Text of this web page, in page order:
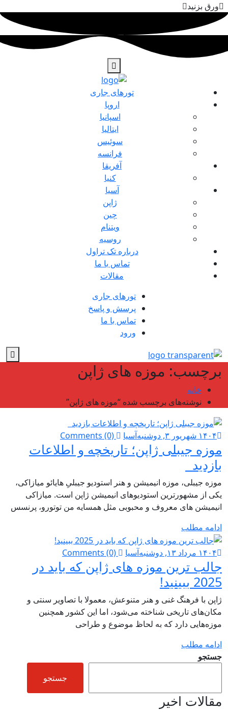
ورق بزنید
تورهای جاری
اروپا
اسپانیا
ایتالیا
سوئیس
فرانسه
آفریقا
کنیا
آسیا
ژاپن
چین
ویتنام
روسیه
درباره تک تراول
تماس با ما
مقالات
تورهای جاری
پرسش و پاسخ
تماس با ما
ورود
برچسب:موزه های ژاپن
خانه
نوشته‌های برچسب شده “موزه های ژاپن”
۱۴۰۴ شهریور ۳, دوشنبه آسیا
موزه جیبلی ژاپن؛ تاریخچه و اطلاعات
بازدید
موزه جیبلی، موزه انیمیشن و هنر استودیو جیبلیِ هایائو میازاکی،
یکی از مشهورترین استودیوهای انیمیشن ژاپن است. میازاکی
انیمیشن های معروف و محبوبی مثل همسایه من توتورو، پرنسس
ادامه مطلب
۱۴۰۴ مرداد ۱۳, دوشنبه آسیا
جالب ترین موزه های ژاپن که باید در
2025 ببینید!
ژاپن با فرهنگ غنی و هنر متنوعش، معمولا با تصاویر سنتی و
مکان‌های تاریخی شناخته می‌شود، اما این کشور همچنین
موزه‌هایی دارد که به لحاظ موضوع و طراحی
ادامه مطلب
جستجو
جستجو
مقالات اخیر